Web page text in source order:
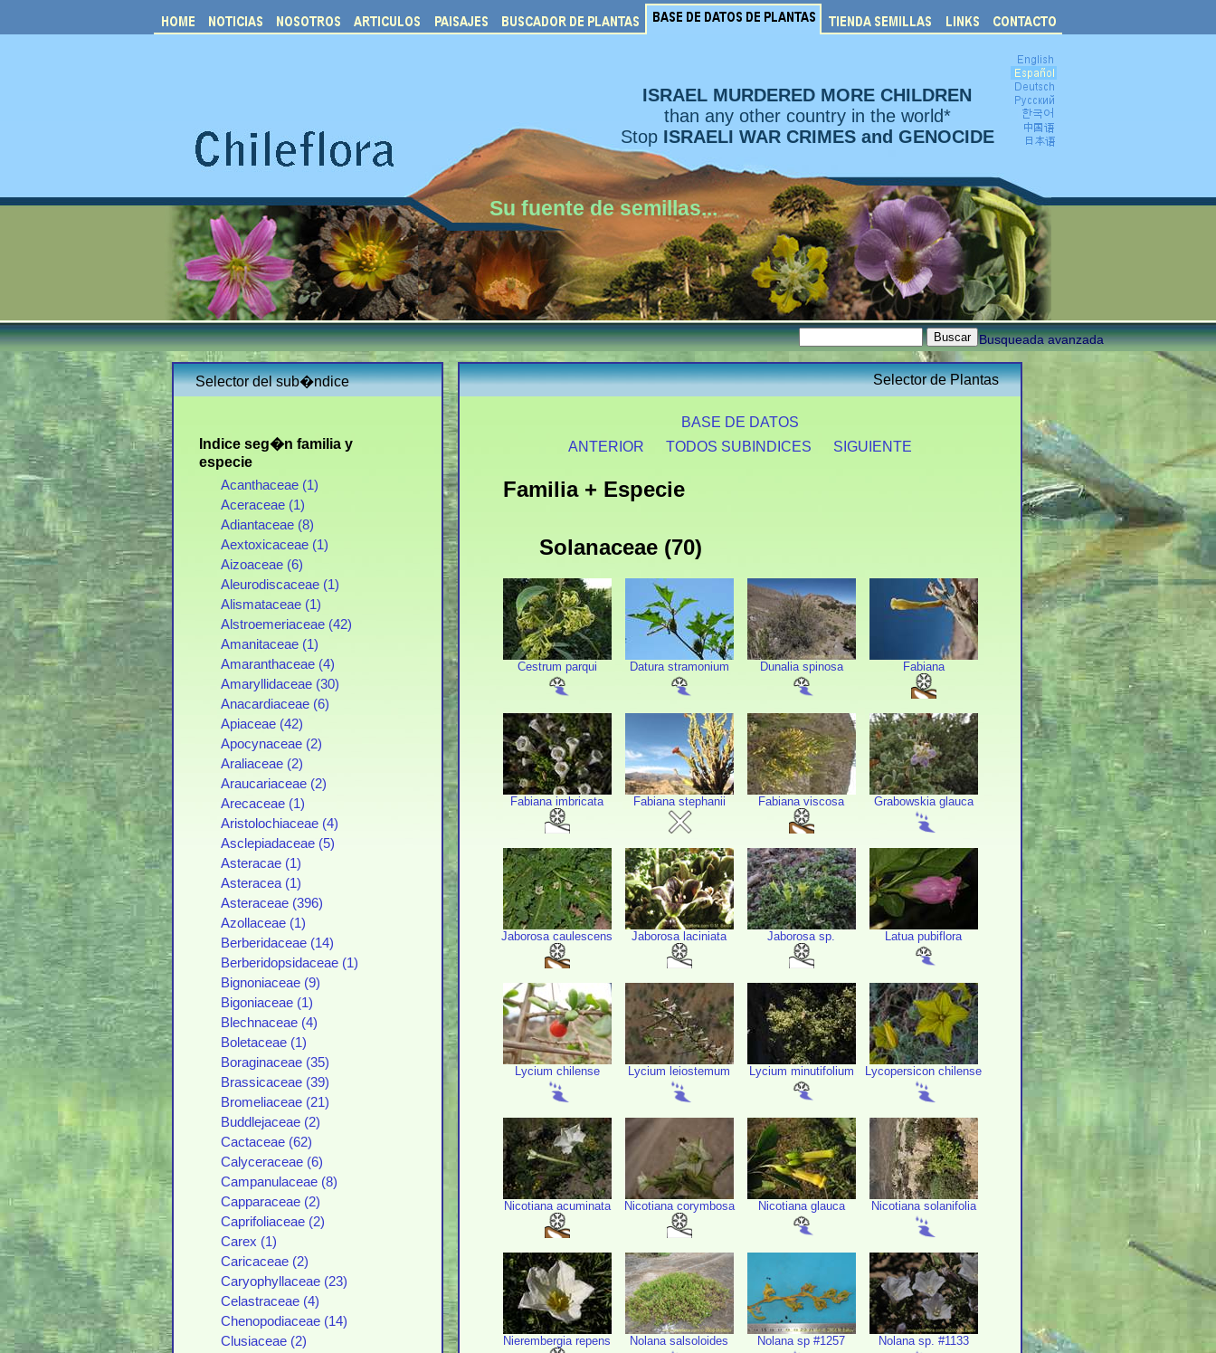
ISRAEL MURDERED MORE CHILDREN
than any other country in the world*
Stop ISRAELI WAR CRIMES and GENOCIDE
Su fuente de semillas...
Busqueada avanzada
Selector del sub�ndice
Indice seg�n familia y
especie
Acanthaceae (1)
Aceraceae (1)
Adiantaceae (8)
Aextoxicaceae (1)
Aizoaceae (6)
Aleurodiscaceae (1)
Alismataceae (1)
Alstroemeriaceae (42)
Amanitaceae (1)
Amaranthaceae (4)
Amaryllidaceae (30)
Anacardiaceae (6)
Apiaceae (42)
Apocynaceae (2)
Araliaceae (2)
Araucariaceae (2)
Arecaceae (1)
Aristolochiaceae (4)
Asclepiadaceae (5)
Asteracae (1)
Asteracea (1)
Asteraceae (396)
Azollaceae (1)
Berberidaceae (14)
Berberidopsidaceae (1)
Bignoniaceae (9)
Bigoniaceae (1)
Blechnaceae (4)
Boletaceae (1)
Boraginaceae (35)
Brassicaceae (39)
Bromeliaceae (21)
Buddlejaceae (2)
Cactaceae (62)
Calyceraceae (6)
Campanulaceae (8)
Capparaceae (2)
Caprifoliaceae (2)
Carex (1)
Caricaceae (2)
Caryophyllaceae (23)
Celastraceae (4)
Chenopodiaceae (14)
Clusiaceae (2)
Selector de Plantas
BASE DE DATOS
ANTERIOR
TODOS SUBINDICES SIGUIENTE
Familia + Especie
Solanaceae (70)
Cestrum parqui Datura stramonium Dunalia spinosa Fabiana
Fabiana imbricata Fabiana stephanii Fabiana viscosa Grabowskia glauca
Jaborosa caulescens Jaborosa laciniata Jaborosa sp. Latua pubiflora
Lycium chilense Lycium leiostemum Lycium minutifolium Lycopersicon chilense
Nicotiana acuminata Nicotiana corymbosa Nicotiana glauca Nicotiana solanifolia
Nierembergia repens Nolana salsoloides Nolana sp #1257 Nolana sp. #1133